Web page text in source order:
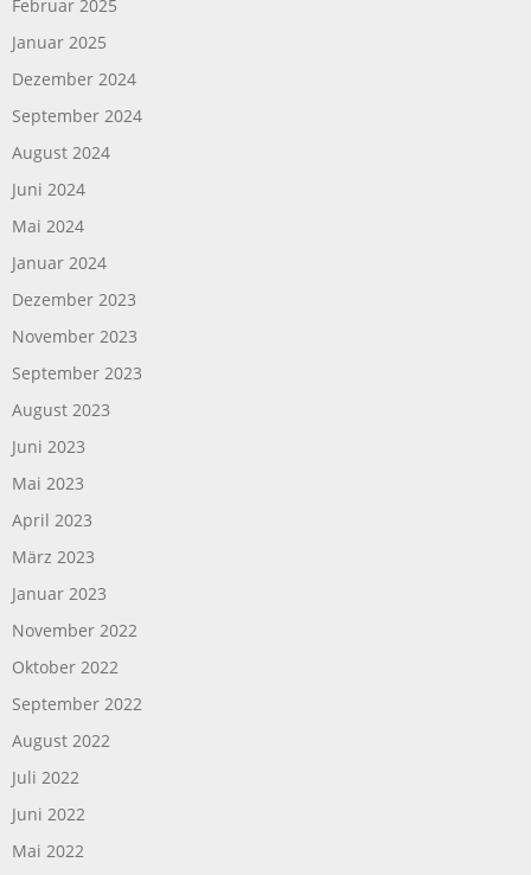
Februar 2025
Januar 2025
Dezember 2024
September 2024
August 2024
Juni 2024
Mai 2024
Januar 2024
Dezember 2023
November 2023
September 2023
August 2023
Juni 2023
Mai 2023
April 2023
März 2023
Januar 2023
November 2022
Oktober 2022
September 2022
August 2022
Juli 2022
Juni 2022
Mai 2022